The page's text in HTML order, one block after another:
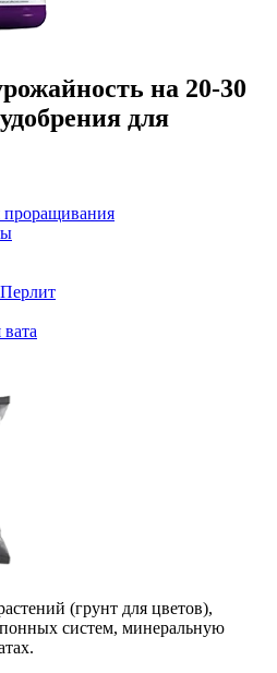
на 20-30
для
проращивания
(грунт для цветов),
систем, минеральную